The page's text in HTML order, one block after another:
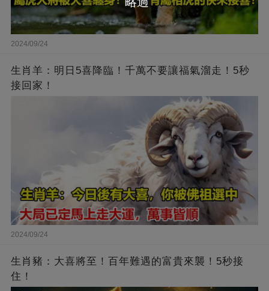
2024/09/24
生肖羊：明日5喜降臨！千萬不要讓福氣溜走！5秒
接回家！
2024/09/24
生肖豬：大喜將至！百年難遇的富貴來襲！5秒接
住！